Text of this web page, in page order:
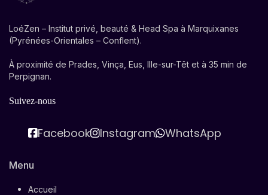
LoéZen – Institut privé, beauté & Head Spa à Marquixanes
(Pyrénées-Orientales – Conflent).
À proximité de Prades, Vinça, Eus, Ille-sur-Têt et à 35 min de
Perpignan.
Suivez-nous
Facebook Instagram WhatsApp
Menu
Accueil